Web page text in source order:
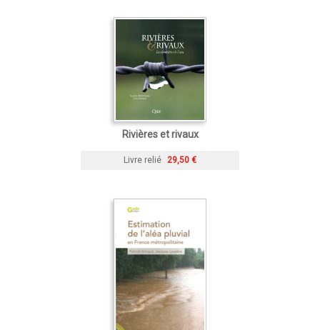
Rivières et rivaux
Livre relié 29,50 €